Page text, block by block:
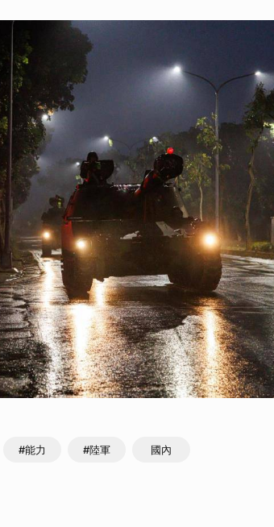
#能力 #陸軍 國內